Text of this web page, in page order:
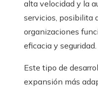
alta velocidad y la
servicios, posibilita
organizaciones
eficacia y seguridad.
Este tipo de
expansión más